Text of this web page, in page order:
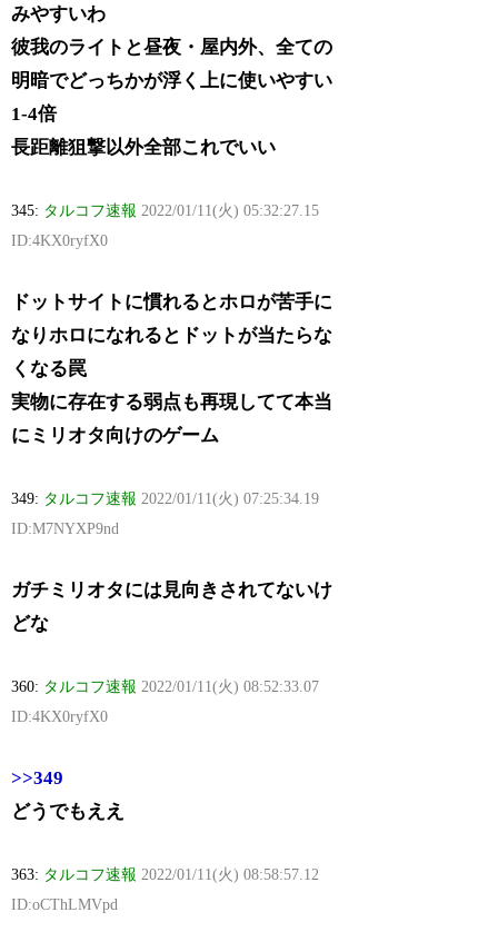
みやすいわ
彼我のライトと昼夜・屋内外、全ての
明暗でどっちかが浮く上に使いやすい
1-4倍
長距離狙撃以外全部これでいい
345: タルコフ速報 2022/01/11(火) 05:32:27.15
ID:4KX0ryfX0
ドットサイトに慣れるとホロが苦手に
なりホロになれるとドットが当たらな
くなる罠
実物に存在する弱点も再現してて本当
にミリオタ向けのゲーム
349: タルコフ速報 2022/01/11(火) 07:25:34.19
ID:M7NYXP9nd
ガチミリオタには見向きされてないけ
どな
360: タルコフ速報 2022/01/11(火) 08:52:33.07
ID:4KX0ryfX0
>>349
どうでもええ
363: タルコフ速報 2022/01/11(火) 08:58:57.12
ID:oCThLMVpd